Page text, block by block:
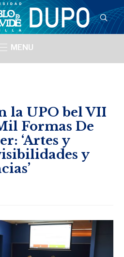
MENU
la UPO bel VII
Formas De
‘Artes y
y